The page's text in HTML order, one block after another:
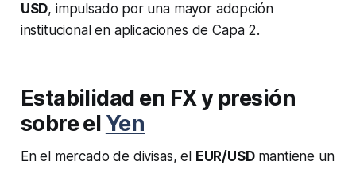
USD, impulsado por una mayor adopción
institucional en aplicaciones de Capa 2.
Estabilidad en FX y presión
sobre el Yen
En el mercado de divisas, el EUR/USDmantiene un